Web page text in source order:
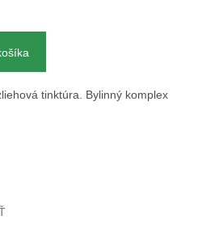
tinktúra. Bylinný komplex